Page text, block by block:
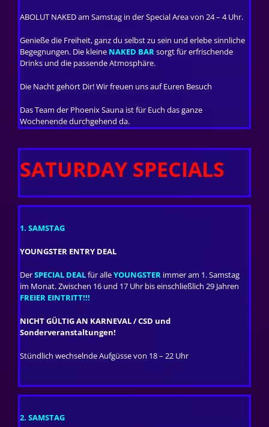
ABOLUT NAKED am Samstag in der Special Area von 24 – 4 Uhr.
Genieße die Freiheit, ganz du selbst zu sein und erlebe sinnliche
Begegnungen. Die kleine NAKED BARsorgt für erfrischende
Drinks und die passende Atmosphäre.
Die Nacht gehört Dir! Wir freuen uns auf Euren Besuch
Das Team der Phoenix Sauna ist für Euch das ganze
Wochenende durchgehend da.
SATURDAY SPECIALS
1. SAMSTAG
YOUNGSTER ENTRY DEAL
DerSPECIAL DEALfür alleYOUNGSTER immer am 1. Samstag
im Monat. Zwischen 16 und 17 Uhr bis einschließlich 29 Jahren
FREIER EINTRITT!!!
NICHT GÜLTIG AN KARNEVAL / CSD und
Sonderveranstaltungen!
Stündlich wechselnde Aufgüsse von 18 – 22 Uhr
2. SAMSTAG